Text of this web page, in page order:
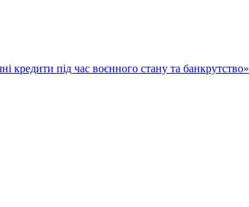
кредити під час воєнного стану та банкрутство»